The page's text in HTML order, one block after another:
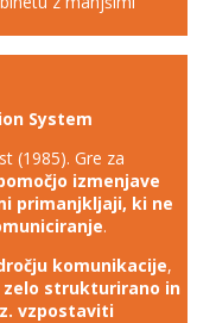
System
(1985). Gre za
izmenjave
primanjkljaji, ki ne
.
komunikacije,
zelo strukturirano in
vzpostaviti